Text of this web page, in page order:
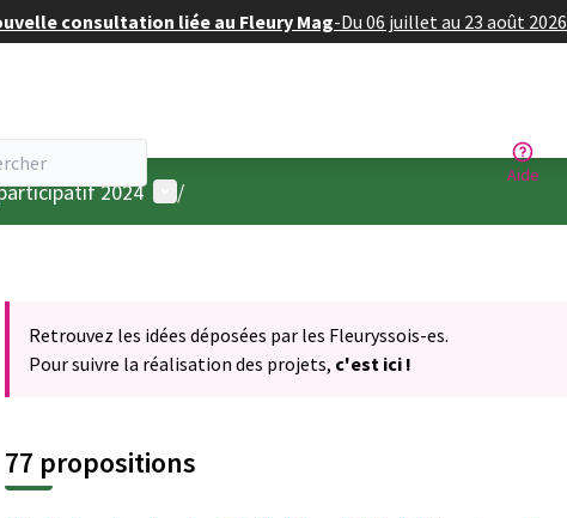
consultation liée au Fleury Mag-Du 06 juillet au 23 août 2026
Aide
2024 Menu utilisateur
/
Retrouvez les idées déposées par les Fleuryssois-es.
Pour suivre la réalisation des projets, c'est ici !
77 propositions